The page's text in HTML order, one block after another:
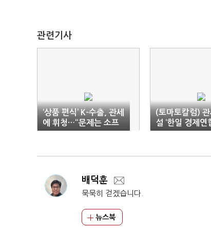
관련기사
‘상품 편식’ K-수출, 관세
에 휘청…“문제는 소프
트머니”
(토마토칼럼)
설 ‘한일 경제연
배덕훈
묵묵히 걷겠습니다.
뉴스북